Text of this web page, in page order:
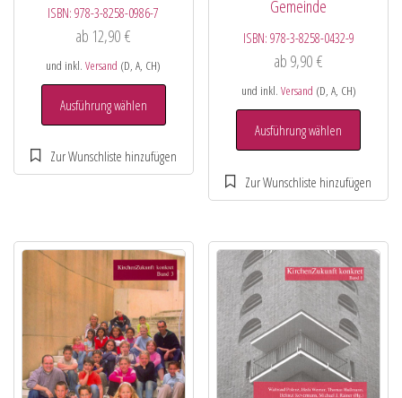
ISBN:978-3-8258-0986-7
ab 12,90€
und inkl.Versand (D, A, CH)
Ausführung wählen
Gemeinde
ISBN: 978-3-8258-0432-9
ab 9,90€
und inkl. Versand (D, A, CH)
Ausführung wählen